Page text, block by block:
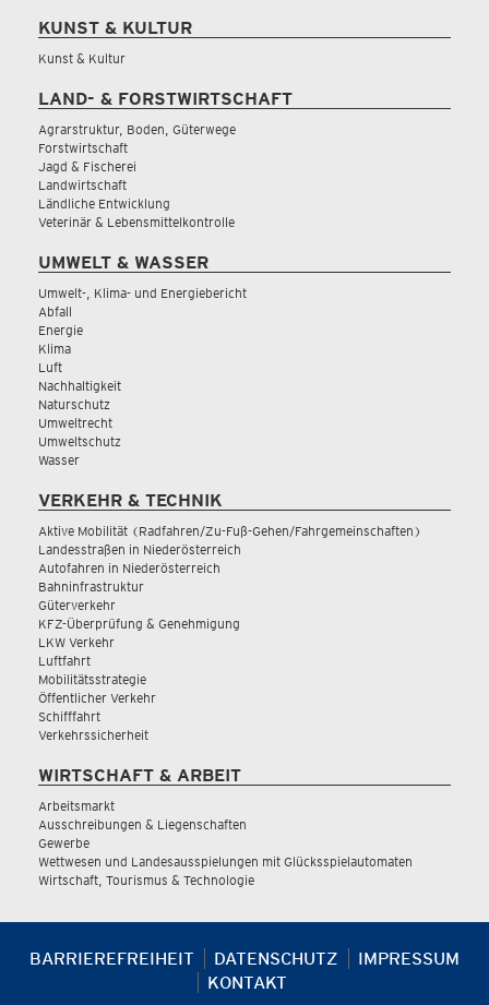
KUNST & KULTUR
Kunst & Kultur
LAND- & FORSTWIRTSCHAFT
Agrarstruktur, Boden, Güterwege
Forstwirtschaft
Jagd & Fischerei
Landwirtschaft
Ländliche Entwicklung
Veterinär & Lebensmittelkontrolle
UMWELT & WASSER
Umwelt-, Klima- und Energiebericht
Abfall
Energie
Klima
Luft
Nachhaltigkeit
Naturschutz
Umweltrecht
Umweltschutz
Wasser
VERKEHR & TECHNIK
Aktive Mobilität (Radfahren/Zu-Fuß-Gehen/Fahrgemeinschaften)
Landesstraßen in Niederösterreich
Autofahren in Niederösterreich
Bahninfrastruktur
Güterverkehr
KFZ-Überprüfung & Genehmigung
LKW Verkehr
Luftfahrt
Mobilitätsstrategie
Öffentlicher Verkehr
Schifffahrt
Verkehrssicherheit
WIRTSCHAFT & ARBEIT
Arbeitsmarkt
Ausschreibungen & Liegenschaften
Gewerbe
Wettwesen und Landesausspielungen mit Glücksspielautomaten
Wirtschaft, Tourismus & Technologie
BARRIEREFREIHEIT DATENSCHUTZ
IMPRESSUM
KONTAKT